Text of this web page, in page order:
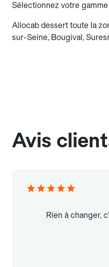
Sélectionnez votre
Allocab dessert toute la
sur-Seine, Bougival,
Avis
Rien à changer,